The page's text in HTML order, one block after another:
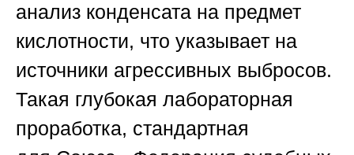
анализ конденсата на предмет
кислотности, что указывает на
источники агрессивных выбросов.
Такая глубокая лабораторная
проработка, стандартная